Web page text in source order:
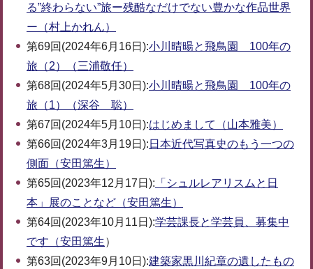
る”終わらない”旅ー残酷なだけでない豊かな作品世界
ー（村上かれん）
第69回(2024年6月16日):小川晴暘と飛鳥園 100年の
旅（2）（三浦敬任）
第68回(2024年5月30日):小川晴暘と飛鳥園 100年の
旅（1）（深谷 聡）
第67回(2024年5月10日):はじめまして（山本雅美）
第66回(2024年3月19日): 日本近代写真史のもう一つの
側面（安田篤生）
第65回(2023年12月17日): 「シュルレアリスムと日
本」展のことなど（安田篤生）
第64回(2023年10月11日):学芸課長と学芸員、募集中
です（安田篤生）
第63回(2023年9月10日):建築家黒川紀章の遺したもの